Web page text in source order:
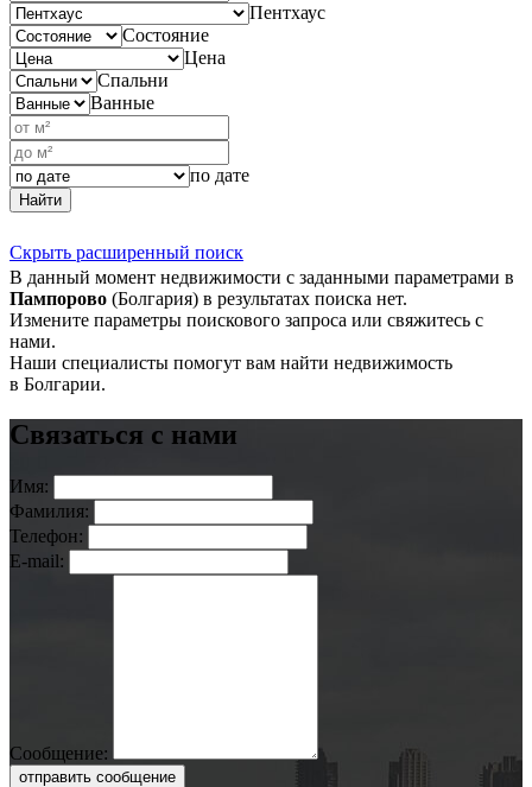
Пентхаус
Состояние
Цена
Спальни
Ванные
по дате
Найти
Скрыть расширенный поиск
В данный момент недвижимости с заданными параметрами в
Пампорово (Болгария) в результатах поиска нет.
Измените параметры поискового запроса или свяжитесь с
нами.
Наши специалисты помогут вам найти недвижимость
в Болгарии.
Связаться с нами
Имя:
Фамилия:
Телефон:
E-mail:
Сообщение:
отправить сообщение